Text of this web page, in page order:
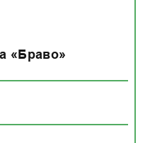
«Браво»